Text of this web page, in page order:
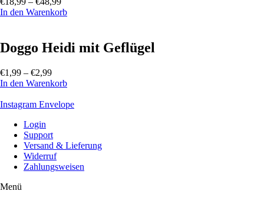
In den Warenkorb
Doggo Heidi mit Geflügel
€1,99 – €2,99
In den Warenkorb
Instagram Envelope
Login
Support
Versand & Lieferung
Widerruf
Zahlungsweisen
Menü